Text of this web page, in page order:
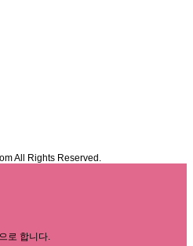
All Rights Reserved.
로 합니다.